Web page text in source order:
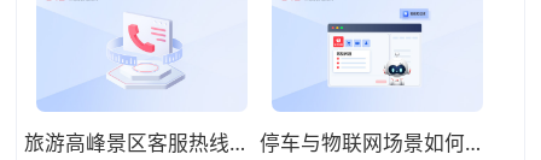
旅游高峰景区客服热线打不进？语音机器人 “溢出接管” 机制实操解析 停车与物联网场景如何接入AI语音机器人？车场查询与自助排障的可视化路径